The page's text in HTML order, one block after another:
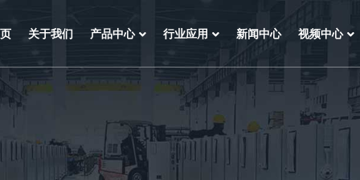
关于我们 产品中心 行业应用 新闻中心 视频中心